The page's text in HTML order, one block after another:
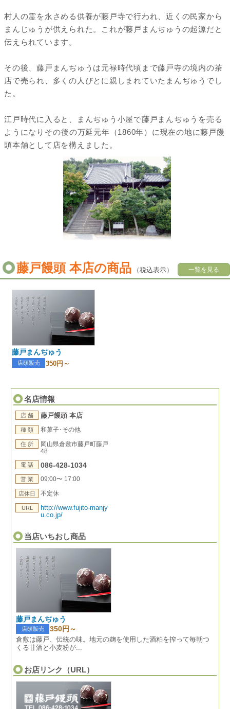
名店情報
店 舗 藤戸饅頭 本店
種 類 和菓子･その他
住 所
岡山県倉敷市藤戸町藤戸
48
電 話 086-428-1034
営 業 09:00〜 17:00
店休日 不定休
URL
http://www.fujito-manjy
u.co.jp/
当店いちおし商品
藤戸まんぢゅう
店頭販売 350円～
倉敷は藤戸、伝統の味。地元の麹を使用した酒粕を搾って毎朝つ
くる甘酒と小麦粉が...
お店リンク（URL）
村人の霊を永さめる供養が藤戸寺で行われ、近くの民家から
まんじゅうが供えられた。これが藤戸まんぢゅうの起源だと
伝えられています。
その後、藤戸まんぢゅうは元禄時代頃まで藤戸寺の境内の茶
店で売られ、多くの人びとに親しまれていたまんぢゅうでし
た。
江戸時代に入ると、まんぢゅう小屋で藤戸まんぢゅうを売る
ようになりその後の万延元年（1860年）に現在の地に藤戸饅
頭本舗として店を構えました。
藤戸饅頭 本店の商品 （税込表示） 一覧を見る
藤戸まんぢゅう
店頭販売 350円～